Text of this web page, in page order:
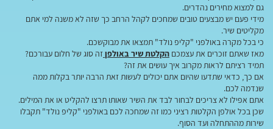
גם למצוא מחירים נהדרים.
מידי פעם יש מבצעים טובים שמחכים לקהל הרחב כך שזה לא משנה למי אתם
מקליטים שיר.
כי בכל מקרה באולפני "קליפ נולד" תמצאו את מבוקשכם.
מאז שאתם זוכרים את עצמכם הקלטת שיר באולפןזה סוג של חלום עבורכם?
תמיד רציתם לראות מקרוב איך עושים את זה?
אם כך, כדאי שתדעו שהיום אתם יכולים לעשות זאת הרבה יותר בקלות ממה
שנדמה לכם.
אתם אפילו לא צריכים לבחור לבד את השיר שאותו תרצו להקליט או את המילים.
שכן בכל אולפן הקלטות רציני כמו זה שמחכה לכם באולפני "קליפ נולד" תקבלו
שירות מההתחלה ועד הסוף.